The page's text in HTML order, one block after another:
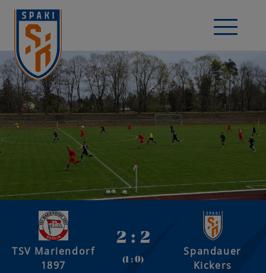
TSV Mariendorf
1897
2 : 2
(1 : 0)
Spandauer
Kickers